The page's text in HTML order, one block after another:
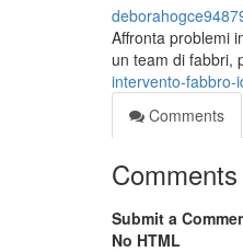
Affronta problemi
un team di fabbri,
intervento-fabbro-
Comments
Comments
Submit a
No HTML